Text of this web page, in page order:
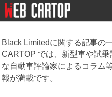
Black Limitedに関する記事の
CARTOP では、新型車や試
な自動車評論家によるコラム
報が満載です。